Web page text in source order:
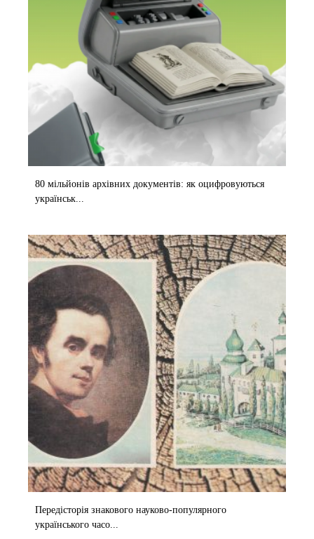
80 мільйонів архівних документів: як оцифровуються
українськ...
Передісторія знакового науково-популярного
українського часо...